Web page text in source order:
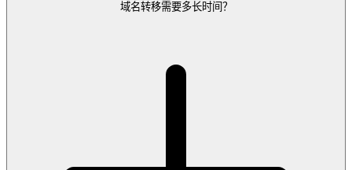
域名转移需要多长时间？